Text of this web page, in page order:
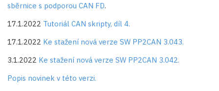
sběrnice s podporou CAN FD.
17.1.2022 Tutoriál CAN skripty, díl 4.
17.1.2022 Ke stažení nová verze SW PP2CAN 3.043.
3.1.2022 Ke stažení nová verze SW PP2CAN 3.042.
Popis novinek v této verzi.